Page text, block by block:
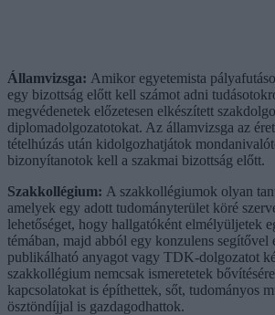
Államvizsga: Amikor egyetemista
egy bizottság előtt kell számot adni
megvédenetek előzetesen elkészített
diplomadolgozatotokat. Az államvizsga az
tételhúzás után kidolgozhatjátok
bizonyítanotok kell a szakmai bizottság előtt.
Szakkollégium: A szakkollégiumok olyan
amelyek egy adott tudományterület köré
lehetőséget, hogy hallgatóként elmélyüljetek
témában, majd abból egy konzulens segítővel
publikálható anyagot vagy TDK-dolgozatot
szakkollégium nemcsak ismeretetek
kapcsolatokat is építhettek, sőt, tudományos
ösztöndíjjal is gazdagodhattok.